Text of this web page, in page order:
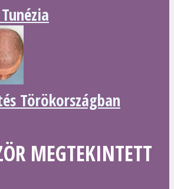
Törökországban
MEGTEKINTETT